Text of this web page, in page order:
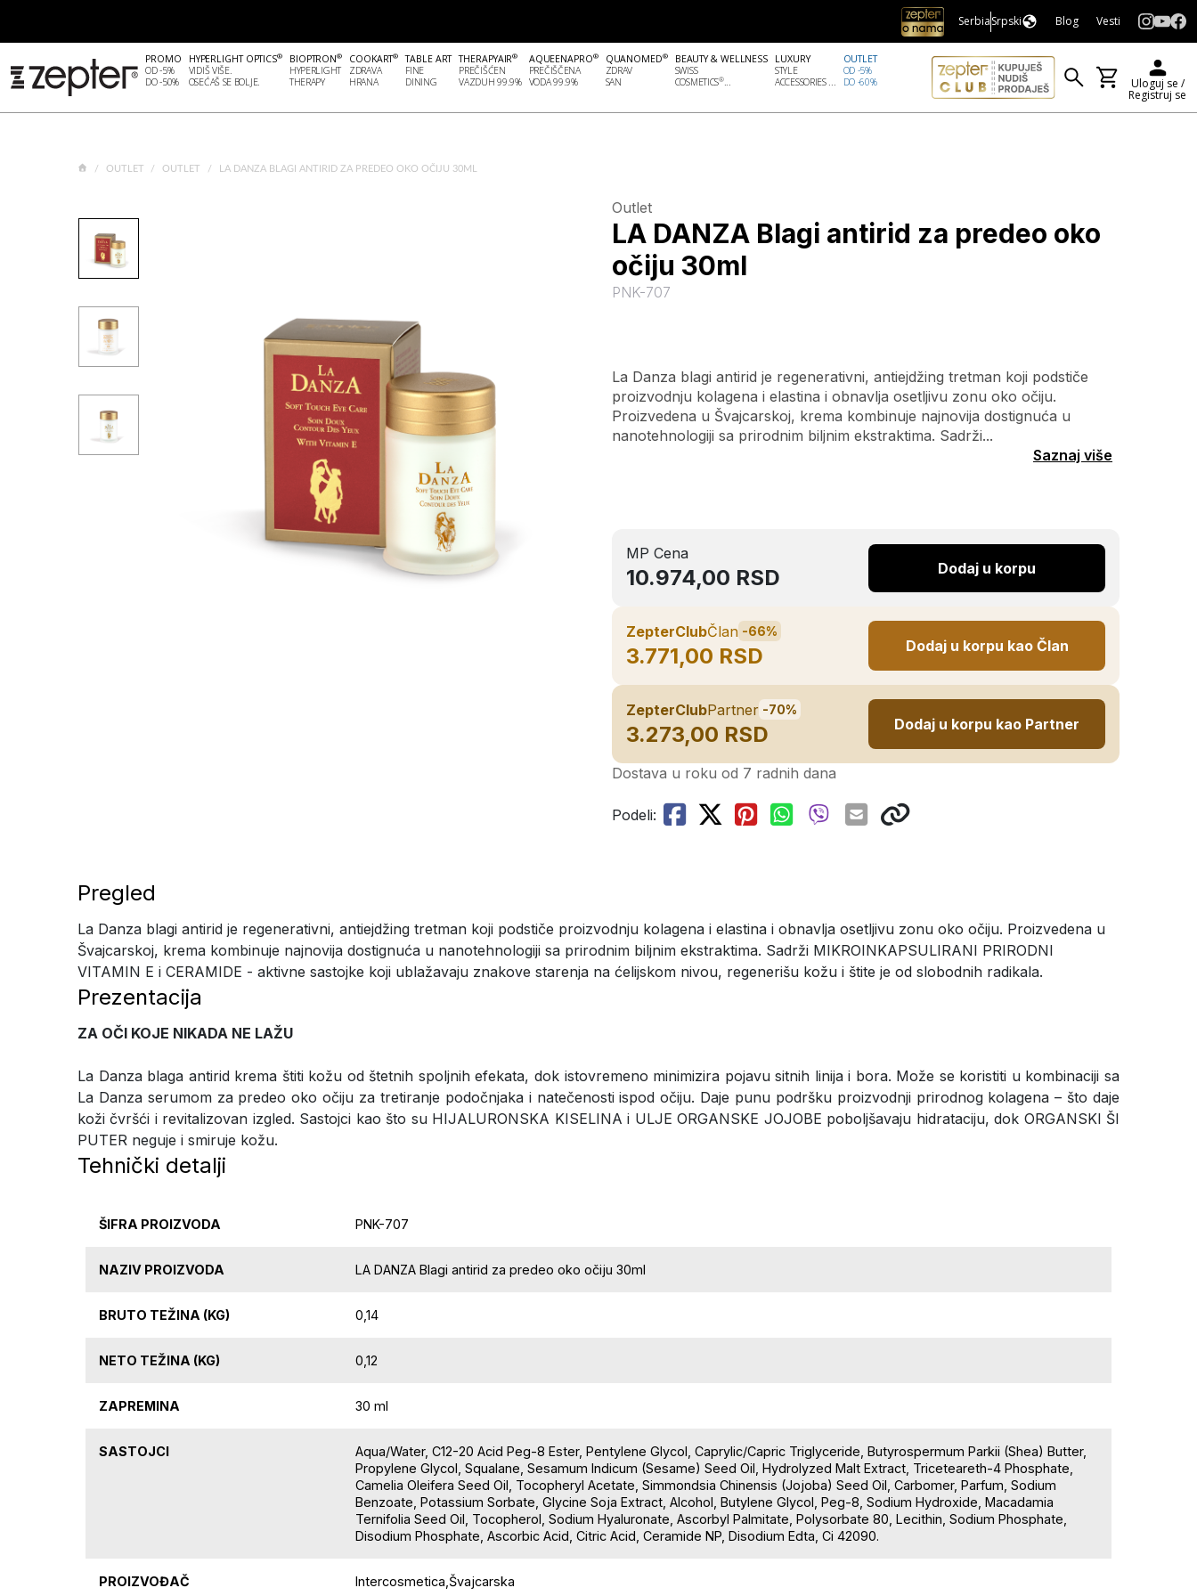
SerbiaSrpski Blog Vesti
PROMO
OD -5%
DO -50%
HYPERLIGHT OPTICS®
VIDIŠ VIŠE.
OSEĆAŠ SE BOLJE.
BIOPTRON®
HYPERLIGHT
THERAPY
COOKART®
ZDRAVA
HRANA
TABLE ART
FINE
DINING
THERAPYAIR®
PREČIŠĆEN
VAZDUH 99.9%
AQUEENAPRO®
PREČIŠČENA
VODA 99.9%
QUANOMED®
ZDRAV
SAN
BEAUTY & WELLNESS
SWISS
COSMETICS®...
LUXURY
STYLE
ACCESSORIES ...
OUTLET
OD -5%
DO -60%
Uloguj se /
Registruj se
OUTLET OUTLET LA DANZA BLAGI ANTIRID ZA PREDEO OKO OČIJU 30ML
Outlet
LA DANZA Blagi antirid za predeo oko
očiju 30ml
PNK-707
La Danza blagi antirid je regenerativni, antiejdžing tretman koji podstiče
proizvodnju kolagena i elastina i obnavlja osetljivu zonu oko očiju.
Proizvedena u Švajcarskoj, krema kombinuje najnovija dostignuća u
nanotehnologiji sa prirodnim biljnim ekstraktima. Sadrži...
Saznaj više
MP Cena
10.974,00 RSD Dodaj u korpu
ZepterClubČlan -66%
3.771,00 RSD Dodaj u korpu kao Član
ZepterClubPartner -70%
3.273,00 RSD Dodaj u korpu kao Partner
Dostava u roku od 7 radnih dana
Podeli:
Pregled
La Danza blagi antirid je regenerativni, antiejdžing tretman koji podstiče proizvodnju kolagena i elastina i obnavlja osetljivu zonu oko očiju. Proizvedena u
Švajcarskoj, krema kombinuje najnovija dostignuća u nanotehnologiji sa prirodnim biljnim ekstraktima. Sadrži MIKROINKAPSULIRANI PRIRODNI
VITAMIN E i CERAMIDE - aktivne sastojke koji ublažavaju znakove starenja na ćelijskom nivou, regenerišu kožu i štite je od slobodnih radikala.
Prezentacija
ZA OČI KOJE NIKADA NE LAŽU
La Danza blaga antirid krema štiti kožu od štetnih spoljnih efekata, dok istovremeno minimizira pojavu sitnih linija i bora. Može se koristiti u kombinaciji sa
La Danza serumom za predeo oko očiju za tretiranje podočnjaka i natečenosti ispod očiju. Daje punu podršku proizvodnji prirodnog kolagena – što daje
koži čvršći i revitalizovan izgled. Sastojci kao što su HIJALURONSKA KISELINA i ULJE ORGANSKE JOJOBE poboljšavaju hidrataciju, dok ORGANSKI ŠI
PUTER neguje i smiruje kožu.
Tehnički detalji
ŠIFRA PROIZVODA PNK-707
NAZIV PROIZVODA LA DANZA Blagi antirid za predeo oko očiju 30ml
BRUTO TEŽINA (KG) 0,14
NETO TEŽINA (KG) 0,12
ZAPREMINA 30 ml
SASTOJCI
Aqua/Water, C12-20 Acid Peg-8 Ester, Pentylene Glycol, Caprylic/Capric Triglyceride, Butyrospermum Parkii (Shea) Butter,
Propylene Glycol, Squalane, Sesamum Indicum (Sesame) Seed Oil, Hydrolyzed Malt Extract, Triceteareth-4 Phosphate,
Camelia Oleifera Seed Oil, Tocopheryl Acetate, Simmondsia Chinensis (Jojoba) Seed Oil, Carbomer, Parfum, Sodium
Benzoate, Potassium Sorbate, Glycine Soja Extract, Alcohol, Butylene Glycol, Peg-8, Sodium Hydroxide, Macadamia
Ternifolia Seed Oil, Tocopherol, Sodium Hyaluronate, Ascorbyl Palmitate, Polysorbate 80, Lecithin, Sodium Phosphate,
Disodium Phosphate, Ascorbic Acid, Citric Acid, Ceramide NP, Disodium Edta, Ci 42090.
PROIZVOĐAČ Intercosmetica,Švajcarska